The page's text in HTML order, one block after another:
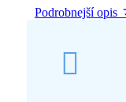
Podrobnejší opis